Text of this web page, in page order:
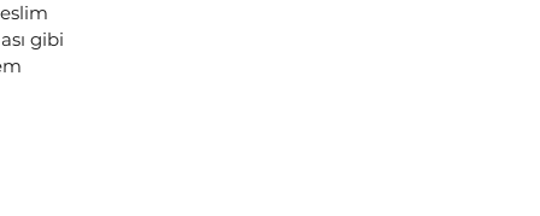
gibi